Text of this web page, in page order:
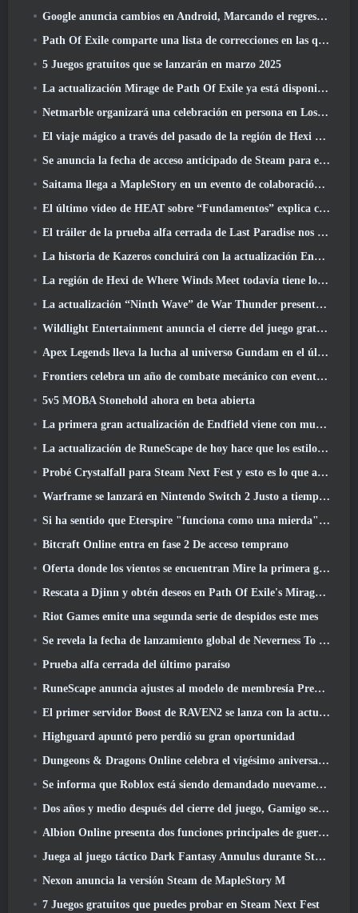
Google anuncia cambios en Android, Marcando el regreso de Fortnite a Play Store
Path Of Exile comparte una lista de correcciones en las que se está trabajando después del lanzamiento de Mirage
5 Juegos gratuitos que se lanzarán en marzo 2025
La actualización Mirage de Path Of Exile ya está disponible
Netmarble organizará una celebración en persona en Los Ángeles. Antes de los siete pecados capitales: Lanzamiento de origen
El viaje mágico a través del pasado de la región de Hexi comienza donde los vientos se encuentran hoy
Se anuncia la fecha de acceso anticipado de Steam para el ARPG Crystalfall de Steampunk
Saitama llega a MapleStory en un evento de colaboración con One-Punch Man
El último vídeo de HEAT sobre “Fundamentos” explica cómo trabajan juntos los agentes y los tanques
El tráiler de la prueba alfa cerrada de Last Paradise nos recuerda cómo es realmente sobrevivir al Apocalipsis zombi
La historia de Kazeros concluirá con la actualización Ends Of The Abyss de Lost Ark
La región de Hexi de Where Winds Meet todavía tiene lo que los jugadores aman y al mismo tiempo es una experiencia única
La actualización “Ninth Wave” de War Thunder presenta aviones de rango IX
Wildlight Entertainment anuncia el cierre del juego gratuito Hero Shooter Highguard
Apex Legends lleva la lucha al universo Gundam en el último evento cruzado
Frontiers celebra un año de combate mecánico con eventos de aniversario
5v5 MOBA Stonehold ahora en beta abierta
La primera gran actualización de Endfield viene con muchas optimizaciones
La actualización de RuneScape de hoy hace que los estilos de combate originales del MMORPG sean más fáciles de aprender
Probé Crystalfall para Steam Next Fest y esto es lo que aprendí
Warframe se lanzará en Nintendo Switch 2 Justo a tiempo para la próxima actualización importante, El fotógrafo de sombras
Si ha sentido que Eterspire "funciona como una mierda", El director creativo dice que ya no es así
Bitcraft Online entra en fase 2 De acceso temprano
Oferta donde los vientos se encuentran Mire la primera gran expansión en la transmisión en vivo de Hexi
Rescata a Djinn y obtén deseos en Path Of Exile's Mirage League
Riot Games emite una segunda serie de despidos este mes
Se revela la fecha de lanzamiento global de Neverness To Everness
Prueba alfa cerrada del último paraíso
RuneScape anuncia ajustes al modelo de membresía Premier para tener en cuenta los cambios recientes en el MMORPG
El primer servidor Boost de RAVEN2 se lanza con la actualización de hoy
Highguard apuntó pero perdió su gran oportunidad
Dungeons & Dragons Online celebra el vigésimo aniversario de Natural con misiones y recompensas especiales
Se informa que Roblox está siendo demandado nuevamente por “prácticas que ponen en peligro y explotan a los niños”
Dos años y medio después del cierre del juego, Gamigo se burla del regreso del MMO medieval Glory Victis
Albion Online presenta dos funciones principales de guerra de facciones en la actualización Realm Divided Part II
Juega al juego táctico Dark Fantasy Annulus durante Steam Next Fest
Nexon anuncia la versión Steam de MapleStory M
7 Juegos gratuitos que puedes probar en Steam Next Fest